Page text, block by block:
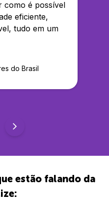
como é possível
eficiente,
tudo em um
do Brasil
estão falando da